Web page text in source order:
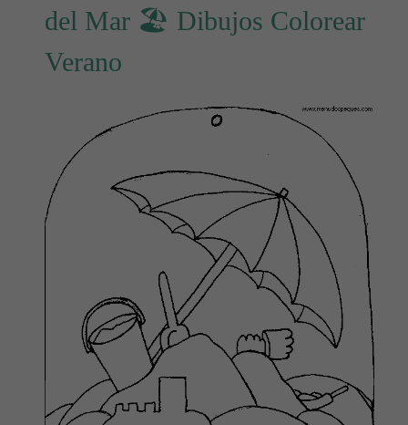
del Mar 🏖 Dibujos Colorear
Verano